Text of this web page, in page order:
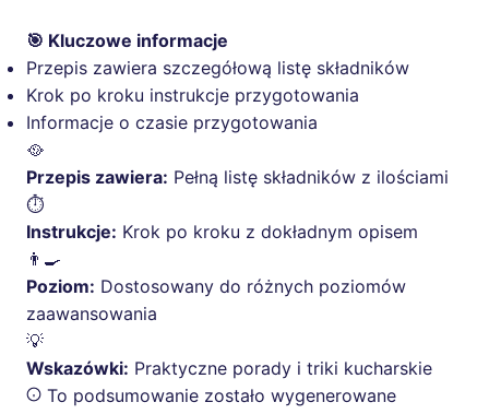
🎯 Kluczowe informacje
Przepis zawiera szczegółową listę składników
Krok po kroku instrukcje przygotowania
Informacje o czasie przygotowania
🥘
Przepis zawiera: Pełną listę składników z ilościami
⏱️
Instrukcje: Krok po kroku z dokładnym opisem
👨‍🍳
Poziom: Dostosowany do różnych poziomów
zaawansowania
💡
Wskazówki: Praktyczne porady i triki kucharskie
To podsumowanie zostało wygenerowane